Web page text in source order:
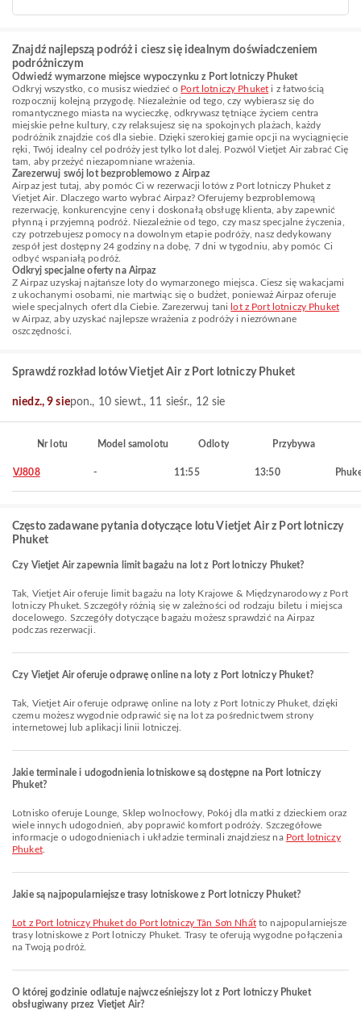
Znajdź najlepszą podróż i ciesz się idealnym doświadczeniem
podróżniczym
Odwiedź wymarzone miejsce wypoczynku z Port lotniczy Phuket
Odkryj wszystko, co musisz wiedzieć o Port lotniczy Phuket i z łatwością
rozpocznij kolejną przygodę. Niezależnie od tego, czy wybierasz się do
romantycznego miasta na wycieczkę, odkrywasz tętniące życiem centra
miejskie pełne kultury, czy relaksujesz się na spokojnych plażach, każdy
podróżnik znajdzie coś dla siebie. Dzięki szerokiej gamie opcji na wyciągnięcie
ręki, Twój idealny cel podróży jest tylko lot dalej. Pozwól Vietjet Air zabrać Cię
tam, aby przeżyć niezapomniane wrażenia.
Zarezerwuj swój lot bezproblemowo z Airpaz
Airpaz jest tutaj, aby pomóc Ci w rezerwacji lotów z Port lotniczy Phuket z
Vietjet Air. Dlaczego warto wybrać Airpaz? Oferujemy bezproblemową
rezerwację, konkurencyjne ceny i doskonałą obsługę klienta, aby zapewnić
płynną i przyjemną podróż. Niezależnie od tego, czy masz specjalne życzenia,
czy potrzebujesz pomocy na dowolnym etapie podróży, nasz dedykowany
zespół jest dostępny 24 godziny na dobę, 7 dni w tygodniu, aby pomóc Ci
odbyć wspaniałą podróż.
Odkryj specjalne oferty na Airpaz
Z Airpaz uzyskaj najtańsze loty do wymarzonego miejsca. Ciesz się wakacjami
z ukochanymi osobami, nie martwiąc się o budżet, ponieważ Airpaz oferuje
wiele specjalnych ofert dla Ciebie. Zarezerwuj tani lot z Port lotniczy Phuket
w Airpaz, aby uzyskać najlepsze wrażenia z podróży i niezrównane
oszczędności.
Sprawdź rozkład lotów Vietjet Air z Port lotniczy Phuket
niedz., 9 siepon., 10 siewt., 11 sieśr., 12 sie
Nr lotu Model samolotu Odloty Przybywa
VJ808 - 11:55 13:50
Często zadawane pytania dotyczące lotu Vietjet Air z Port lotniczy
Phuket
Czy Vietjet Air zapewnia limit bagażu na lot z Port lotniczy Phuket?
Tak, Vietjet Air oferuje limit bagażu na loty Krajowe & Międzynarodowy z Port
lotniczy Phuket. Szczegóły różnią się w zależności od rodzaju biletu i miejsca
docelowego. Szczegóły dotyczące bagażu możesz sprawdzić na Airpaz
podczas rezerwacji.
Czy Vietjet Air oferuje odprawę online na loty z Port lotniczy Phuket?
Tak, Vietjet Air oferuje odprawę online na loty z Port lotniczy Phuket, dzięki
czemu możesz wygodnie odprawić się na lot za pośrednictwem strony
internetowej lub aplikacji linii lotniczej.
Jakie terminale i udogodnienia lotniskowe są dostępne na Port lotniczy
Phuket?
Lotnisko oferuje Lounge, Sklep wolnocłowy, Pokój dla matki z dzieckiem oraz
wiele innych udogodnień, aby poprawić komfort podróży. Szczegółowe
informacje o udogodnieniach i układzie terminali znajdziesz na Port lotniczy
Phuket.
Jakie są najpopularniejsze trasy lotniskowe z Port lotniczy Phuket?
lot z Port lotniczy Phuket do Port lotniczy Tân Sơn Nhấtto najpopularniejsze
trasy lotniskowe z Port lotniczy Phuket. Trasy te oferują wygodne połączenia
na Twoją podróż.
O której godzinie odlatuje najwcześniejszy lot z Port lotniczy Phuket
obsługiwany przez Vietjet Air?